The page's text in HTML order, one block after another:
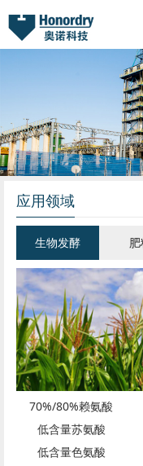
应用领域
生物发酵
70%/80%赖氨酸
低含量苏氨酸
低含量色氨酸